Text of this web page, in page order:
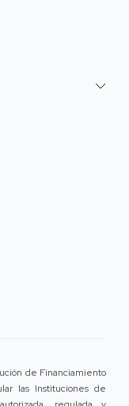
de Financiamiento
las Instituciones de